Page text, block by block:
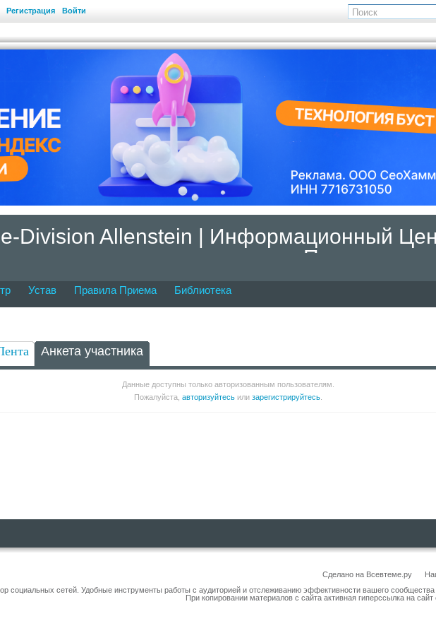
Регистрация Войти
Division Allenstein | Информационный
Устав Правила Приема Библиотека
Анкета участника
Данные доступны только авторизованным пользователям.
Пожалуйста, авторизуйтесь или зарегистрируйтесь
Сделано на Всевтеме.ру
социальных сетей. Удобные инструменты работы с аудиторией и отслеживанию эффективности вашего сообщества
При копировании материалов с сайта активная гиперссылка на сайт